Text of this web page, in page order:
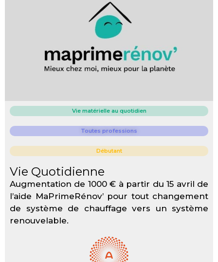
Vie matérielle au quotidien
Toutes professions
Débutant
Vie Quotidienne
Augmentation de 1000 € à partir du 15 avril de
l’aide MaPrimeRénov’ pour tout changement
de système de chauffage vers un système
renouvelable.